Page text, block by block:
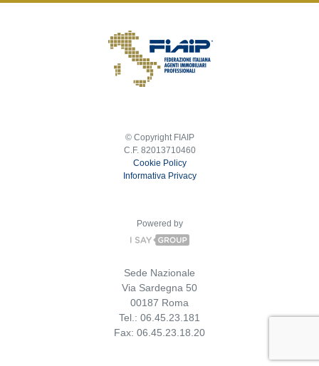
© Copyright FIAIP
C.F. 82013710460
Cookie Policy
Informativa Privacy
Powered by
Sede Nazionale
Via Sardegna 50
00187 Roma
Tel.: 06.45.23.181
Fax: 06.45.23.18.20